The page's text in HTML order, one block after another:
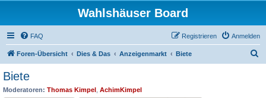
Wahlshäuser Board
FAQ Anmelden
Registrieren
Foren-Übersicht Dies & Das Anzeigenmarkt Biete
Biete
Moderatoren: Thomas Kimpel AchimKimpel